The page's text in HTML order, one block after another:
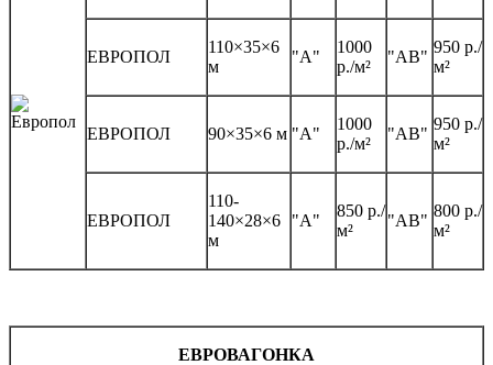
ЕВРОПОЛ
110×35×6
м
"А"
1000
р./м²
"АВ"
950 р./
м²
ЕВРОПОЛ 90×35×6 м "А"
1000
р./м²
"АВ"
950 р./
м²
ЕВРОПОЛ
110-
140×28×6
м
"А"
850 р./
м²
"АВ"
800 р./
м²
ЕВРОВАГОНКА